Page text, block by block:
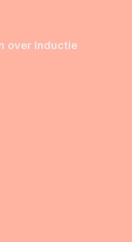
over inductie